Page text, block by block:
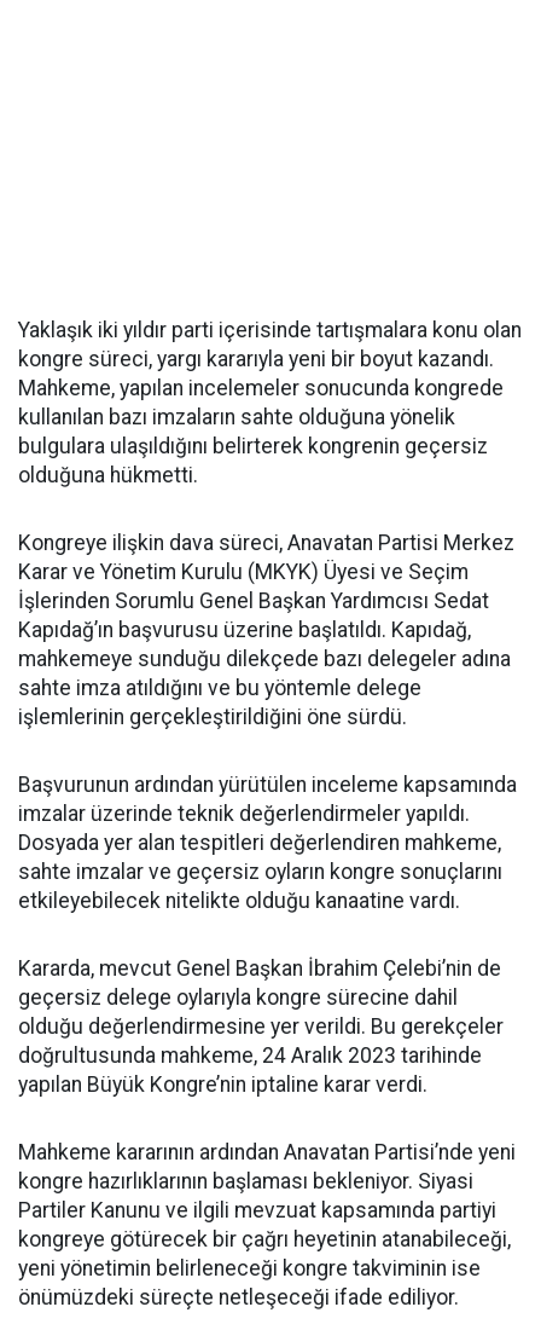
Yaklaşık iki yıldır parti içerisinde tartışmalara konu olan
kongre süreci, yargı kararıyla yeni bir boyut kazandı.
Mahkeme, yapılan incelemeler sonucunda kongrede
kullanılan bazı imzaların sahte olduğuna yönelik
bulgulara ulaşıldığını belirterek kongrenin geçersiz
olduğuna hükmetti.
Kongreye ilişkin dava süreci, Anavatan Partisi Merkez
Karar ve Yönetim Kurulu (MKYK) Üyesi ve Seçim
İşlerinden Sorumlu Genel Başkan Yardımcısı Sedat
Kapıdağ’ın başvurusu üzerine başlatıldı. Kapıdağ,
mahkemeye sunduğu dilekçede bazı delegeler adına
sahte imza atıldığını ve bu yöntemle delege
işlemlerinin gerçekleştirildiğini öne sürdü.
Başvurunun ardından yürütülen inceleme kapsamında
imzalar üzerinde teknik değerlendirmeler yapıldı.
Dosyada yer alan tespitleri değerlendiren mahkeme,
sahte imzalar ve geçersiz oyların kongre sonuçlarını
etkileyebilecek nitelikte olduğu kanaatine vardı.
Kararda, mevcut Genel Başkan İbrahim Çelebi’nin de
geçersiz delege oylarıyla kongre sürecine dahil
olduğu değerlendirmesine yer verildi. Bu gerekçeler
doğrultusunda mahkeme, 24 Aralık 2023 tarihinde
yapılan Büyük Kongre’nin iptaline karar verdi.
Mahkeme kararının ardından Anavatan Partisi’nde yeni
kongre hazırlıklarının başlaması bekleniyor. Siyasi
Partiler Kanunu ve ilgili mevzuat kapsamında partiyi
kongreye götürecek bir çağrı heyetinin atanabileceği,
yeni yönetimin belirleneceği kongre takviminin ise
önümüzdeki süreçte netleşeceği ifade ediliyor.